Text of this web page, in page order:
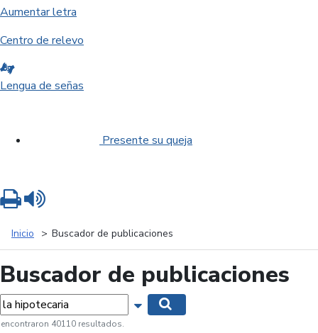
Aumentar letra
Centro de relevo
Lengua de señas
Presente su queja
Inicio Buscador de publicaciones
Buscador de publicaciones
Mostrar opciones de búsqueda
encontraron 40110 resultados.
Imprimir